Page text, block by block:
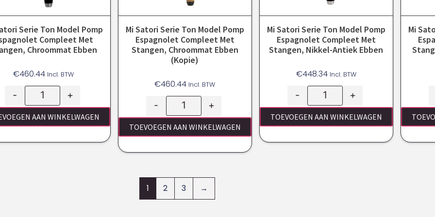
Serie Ton Model Pomp
Compleet Met
Chroommat Ebben
€460.44 Incl. BTW
- +
AAN WINKELWAGEN
Mi Satori Serie Ton Model Pomp
Espagnolet Compleet Met
Stangen, Chroommat Ebben
(kopie)
€460.44 Incl. BTW
- +
TOEVOEGEN AAN WINKELWAGEN
Mi Satori Serie Ton Model Pomp
Espagnolet Compleet Met
Stangen, Nikkel-Antiek Ebben
€448.34 Incl. BTW
- +
TOEVOEGEN AAN WINKELWAGEN
Mi
1 2 3 →